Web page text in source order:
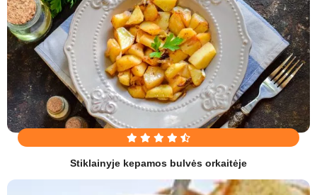
Stiklainyje kepamos bulvės orkaitėje